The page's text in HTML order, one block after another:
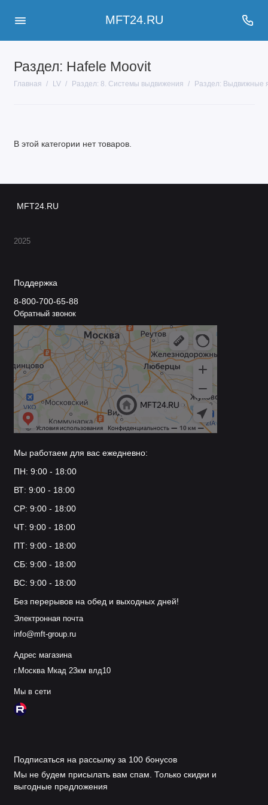
MFT24.RU
Раздел: Hafele Moovit
Главная LV Раздел: 8. Системы выдвижения Раздел: Выдвижные
В этой категории нет товаров.
MFT24.RU
2025
Поддержка
8-800-700-65-88
Обратный звонок
Мы работаем для вас ежедневно:
ПН: 9:00 - 18:00
ВТ: 9:00 - 18:00
СР: 9:00 - 18:00
ЧТ: 9:00 - 18:00
ПТ: 9:00 - 18:00
СБ: 9:00 - 18:00
ВС: 9:00 - 18:00
Без перерывов на обед и выходных дней!
Электронная почта
info@mft-group.ru
Адрес магазина
г.Москва Мкад 23км влд10
Мы в сети
Подписаться на рассылку за 100 бонусов
Мы не будем присылать вам спам. Только скидки и
выгодные предложения